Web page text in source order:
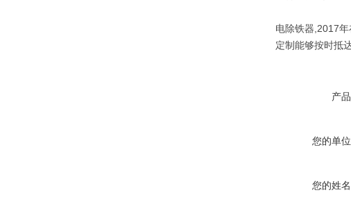
电除铁器,2017
定制能够按时抵
产品
您的单位
您的姓名